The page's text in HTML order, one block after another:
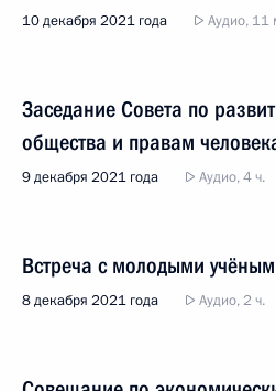
10 декабря 2021 года Аудио, 11
Заседание Совета по
общества и правам
9 декабря 2021 года Аудио, 4 ч.
Встреча с молодыми
8 декабря 2021 года Аудио, 2 ч.